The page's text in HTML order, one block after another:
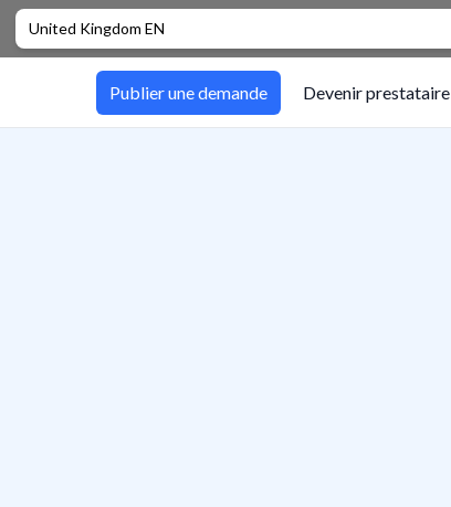
United Kingdom EN
Publier une demande Devenir prestataire